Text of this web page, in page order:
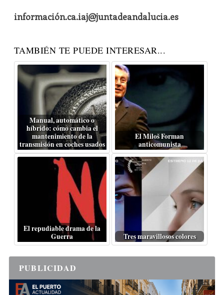
información.ca.iaj@juntadeandalucia.es
TAMBIÉN TE PUEDE INTERESAR...
Manual, automático o
híbrido: cómo cambia el
mantenimiento de la
transmisión en coches usados
El Miloš Forman
anticomunista
El repudiable drama de la
Guerra
Tres maravillosos colores
PUBLICIDAD